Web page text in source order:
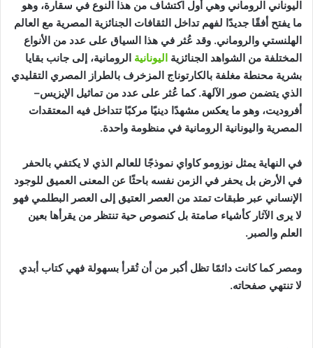
اليوناني الروماني وهي أول اكتشاف من هذا النوع في سقارة، وهو
ما يفتح أفقًا جديدًا لفهم تداخل الثقافات الجنائزية المصرية مع العالم
الهلنستي والروماني. وقد عُثر في هذا السياق على عدد من الأنواع
المختلفة من الشواهد الجنائزية اليونانية الرومانية، إلى جانب بقايا
بشرية محنطة مغلفة بالكارتوناج المزخرف بالطراز المصري التقليدي
الذي يتضمن صور الآلهة. كما عُثر على عدد من تماثيل الإيزيس–
أفروديت، وهو ما يعكس مشهدًا دينيًا مركبًا تتداخل فيه المعتقدات
المصرية واليونانية الرومانية في منظومة واحدة.
في النهاية يمثل نوزومو كاواي نموذجًا للعالم الذي لا يكتفي بالحفر
في الأرض بل يحفر في الزمن نفسه باحثًا عن المعنى العميق للوجود
الإنساني عبر طبقات تمتد من العصر العتيق إلى العصر البطلمي فهو
لا يرى الآثار كأشياء صامتة بل كنصوص حية تنتظر من يقرأها بعين
العلم والصبر.
ومصر كما كانت دائمًا تظل أكبر من أن تُقرأ بسهولة فهي كتاب أبدي
لا تنتهي صفحاته.